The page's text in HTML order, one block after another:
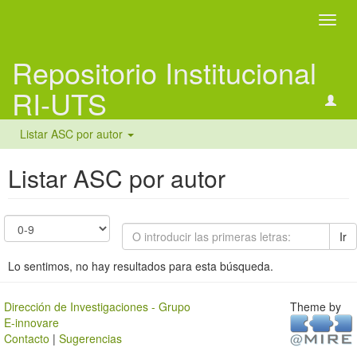
Repositorio Institucional
RI-UTS
Listar ASC por autor
Listar ASC por autor
Ir
Lo sentimos, no hay resultados para esta búsqueda.
Dirección de Investigaciones - Grupo
E-innovare
Contacto | Sugerencias
Theme by